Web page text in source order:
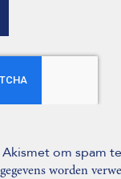
om spam
worden